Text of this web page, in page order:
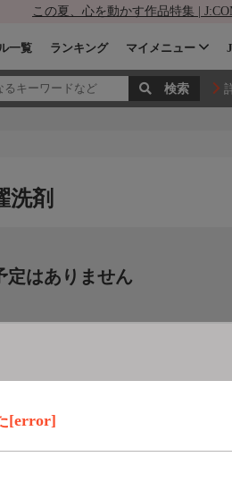
この夏、心を動かす作品特集 |
一覧 ランキング マイメニュー
[error]
洗剤
定はありません